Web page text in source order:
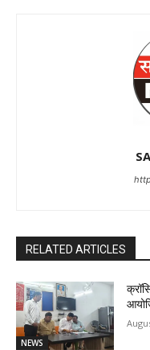
RELATED ARTICLES
NEWS